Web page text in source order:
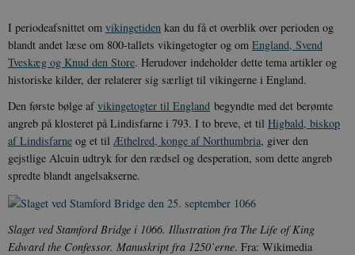
I periodeafsnittet om vikingetiden kan du få et overblik over perioden og
blandt andet læse om 800-tallets vikingetogter og om England, Svend
Tveskæg og Knud den Store. Herudover indeholder dette tema artikler og
historiske kilder, der relaterer sig særligt til vikingerne i England.
Den første bølge afvikingetogter til England begyndte med det berømte
angreb på klosteret på Lindisfarne i 793. I to breve, et til Higbald, biskop
af Lindisfarne og et til Æthelred, konge af Northumbria, giver den
gejstlige Alcuin udtryk for den rædsel og desperation, som dette angreb
spredte blandt angelsakserne.
Slaget ved Stamford Bridge i 1066. Illustration fra The Life of King
Edward the Confessor. Manuskript fra 1250’erne. Fra: Wikimedia